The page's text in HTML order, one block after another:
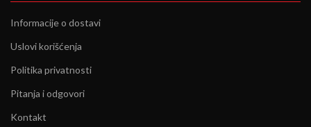
Informacije o dostavi
Uslovi korišćenja
Politika privatnosti
Pitanja i odgovori
Kontakt